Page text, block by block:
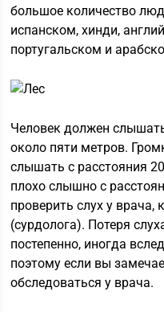
большое количество
испанском, хинди,
португальском и
Человек должен
около пяти метров.
слышать с расстояния
плохо слышно с
проверить слух у врача,
(сурдолога). Потеря
постепенно, иногда
поэтому если вы
обследоваться у врача.